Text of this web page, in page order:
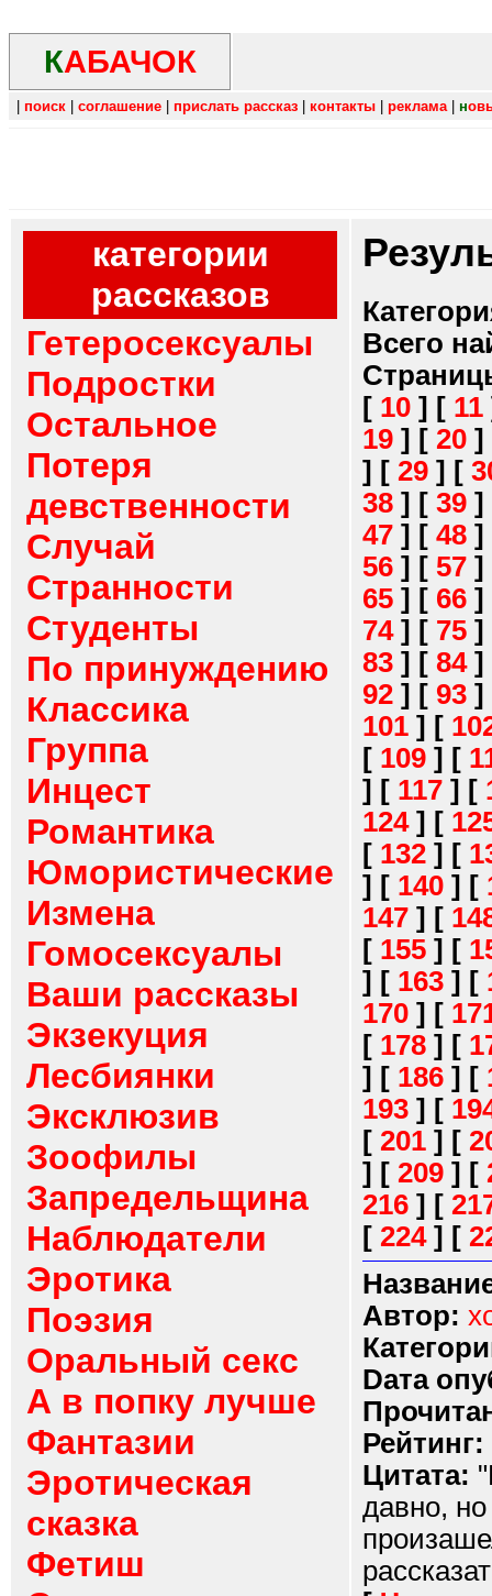
КАБАЧОК
поиск соглашение прислать рассказ контакты реклама| н
категории
рассказов
Гетеросексуалы
Подростки
Остальное
Потеря
девственности
Случай
Странности
Студенты
По принуждению
Классика
Группа
Инцест
Романтика
Юмористические
Измена
Гомосексуалы
Ваши рассказы
Экзекуция
Лесбиянки
Эксклюзив
Зоофилы
Запредельщина
Наблюдатели
Эротика
Поэзия
Оральный секс
А в попку лучше
Фантазии
Эротическая
сказка
Фетиш
Всего
[ 10 ] [ 11
19 ] [ 20 ]
] [ 29 ] [
38 ] [ 39 ]
47 ] [ 48 ]
56 ] [ 57 ]
65 ] [ 66 ]
74] [ 75 ]
83 ] [ 84]
92 ] [ 93 ]
101 ] [
[ 109 ] [
] [ 117 ] [
124] [
[ 132 ] [
] [ 140 ] [
147 ] [
[ 155 ] [
] [ 163 ] [
170 ] [
[ 178 ] [
] [ 186 ] [
193 ] [
[ 201 ] [
] [ 209 ] [
216 ] [
[ 224] [
Автор:
Dата
Рейтинг:
Цитата:
давно,